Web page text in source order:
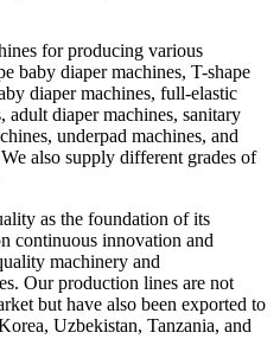
for producing various
baby diaper machines, T-shape
diaper machines, full-elastic
adult diaper machines, sanitary
underpad machines, and
also supply different grades of
as the foundation of its
continuous innovation and
machinery and
Our production lines are not
but have also been exported to
Uzbekistan, Tanzania, and